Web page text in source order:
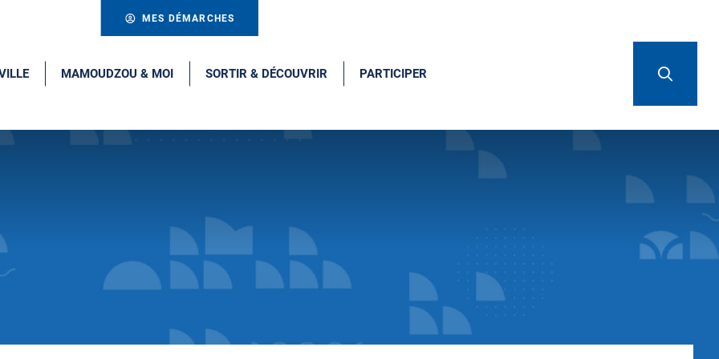
MES DÉMARCHES
MAMOUDZOU & MOI SORTIR & DÉCOUVRIR PARTICIPER